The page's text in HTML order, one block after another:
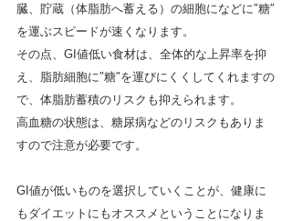
臓、貯蔵（体脂肪へ蓄える）の細胞になどに″糖″
を運ぶスピードが速くなります。
その点、GI値低い食材は、全体的な上昇率を抑
え、脂肪細胞に″糖″を運びにくくしてくれますの
で、体脂肪蓄積のリスクも抑えられます。
高血糖の状態は、糖尿病などのリスクもありま
すので注意が必要です。
GI値が低いものを選択していくことが、健康に
もダイエットにもオススメということになりま